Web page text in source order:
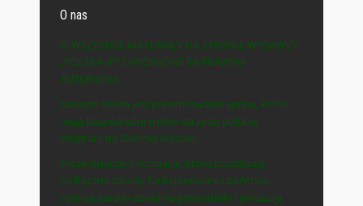
O nas
© WSZYSTKIE MATERIAŁY NA STRONIE WYDAWCY
„POLSKA-IE” CHRONIONE SĄ PRAWEM
AUTORSKIM.
Naszym celem jest prezentowanie spraw, które
mają bezpośredni wpływ na życie polskiej
emigracji na Zielonej Wyspie.
Prezentujemy informacje, które przybliżają
polityczne zasady funkcjonowania państwa,
opisują zasady działania gospodarki i pokazują